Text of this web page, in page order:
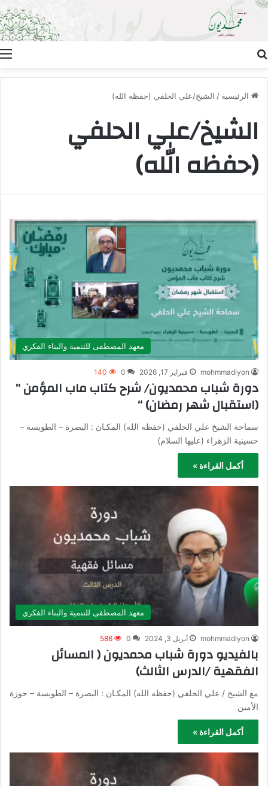
الرئيسية / الشيخ/علي الحلفي (حفظه الله)
الشيخ/علي الحلفي
(حفظه الله)
معهد المصطفى للتنمية والبناء الفكري
mohmmadiyon فبراير 17, 2026 0
140
دورة شباب محمديون/ شرح كتاب ماب المؤمن ”
(استقبال شهر رمضان) “
سماحة الشيخ علي الحلفي (حفظه الله) المكـان : البصرة – الطويسة –
حسينية الزهراء (عليها السلام)
أكمل القراءة »
معهد المصطفى للتنمية والبناء الفكري
mohmmadiyon أبريل 3, 2024 0
586
بالفيديو دورة شباب محمديون ( المسائل
الفقهية /الدرس الثالث)
مع الشيخ / علي الحلفي (حفظه الله) المكـان : البصرة – الطويسة – حوزة
الأمين
أكمل القراءة »